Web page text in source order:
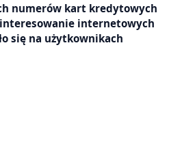
numerów kart kredytowych
internetowych
się na użytkownikach